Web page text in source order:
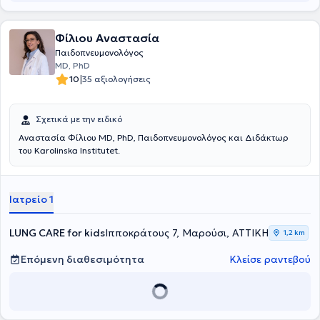
Φίλιου Αναστασία
Παιδοπνευμονολόγος
MD, PhD
10|35 αξιολογήσεις
Σχετικά με την ειδικό
Αναστασία Φίλιου MD, PhD, Παιδοπνευμονολόγος και Διδάκτωρ
του Karolinska Institutet.
Ιατρείο 1
LUNG CARE for kidsΙπποκράτους 7, Μαρούσι, ΑΤΤΙΚΗ 1,2 km
Επόμενη διαθεσιμότητα Κλείσε ραντεβού